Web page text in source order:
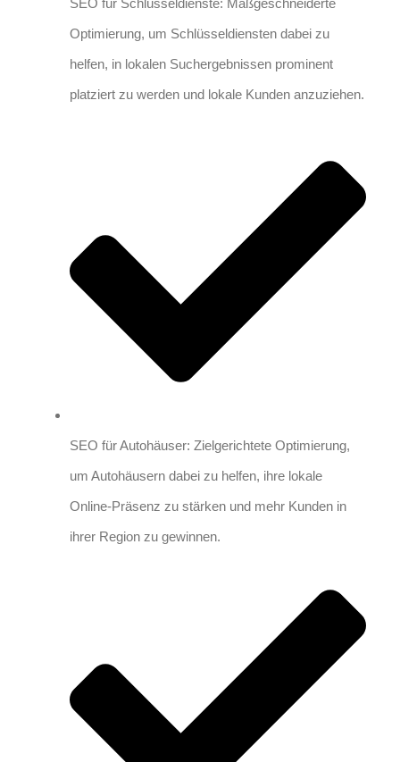
SEO für Schlüsseldienste: Maßgeschneiderte
Optimierung, um Schlüsseldiensten dabei zu
helfen, in lokalen Suchergebnissen prominent
platziert zu werden und lokale Kunden anzuziehen.
SEO für Autohäuser: Zielgerichtete Optimierung,
um Autohäusern dabei zu helfen, ihre lokale
Online-Präsenz zu stärken und mehr Kunden in
ihrer Region zu gewinnen.